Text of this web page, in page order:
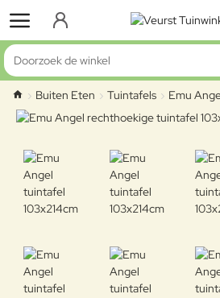
Doorzoek de winkel
home
Buiten Eten Tuintafels Emu